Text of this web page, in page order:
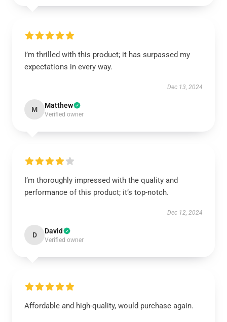
I’m thrilled with this product; it has surpassed my
expectations in every way.
Dec 13, 2024
M Matthew
Verified owner
I’m thoroughly impressed with the quality and
performance of this product; it’s top-notch.
Dec 12, 2024
D David
Verified owner
Affordable and high-quality, would purchase again.